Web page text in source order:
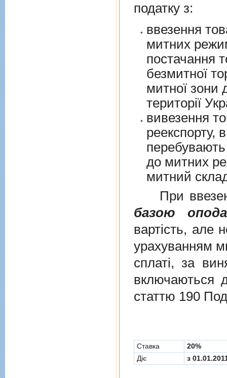
податку з:
ввезення
митних
постачання
безмитної
митної зони для їх
території
вивезення
реекспорту,
перебувають у
до митних
митний
При
базою
вартість, але
урахуванням
сплаті, за
включаються
статтю 190
Cтавка
20%
Діє
з